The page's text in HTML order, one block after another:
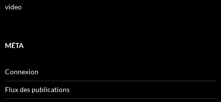
video
MÉTA
Connexion
Flux des publications